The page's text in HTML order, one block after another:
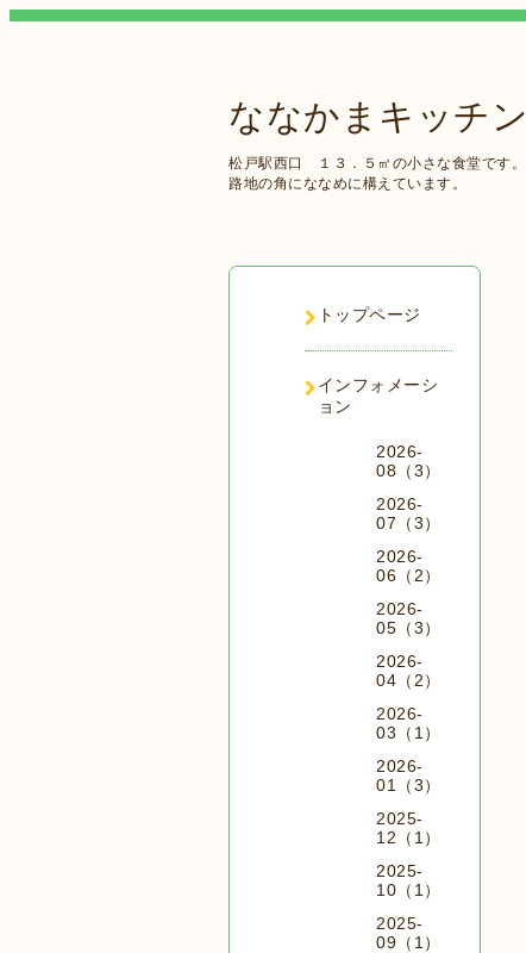
ななかまキッチン
松戸駅西口 １３．５㎡の小さな食堂です。
路地の角にななめに構えています。
トップページ
インフォメーシ
ョン
2026-
08（3）
2026-
07（3）
2026-
06（2）
2026-
05（3）
2026-
04（2）
2026-
03（1）
2026-
01（3）
2025-
12（1）
2025-
10（1）
2025-
09（1）